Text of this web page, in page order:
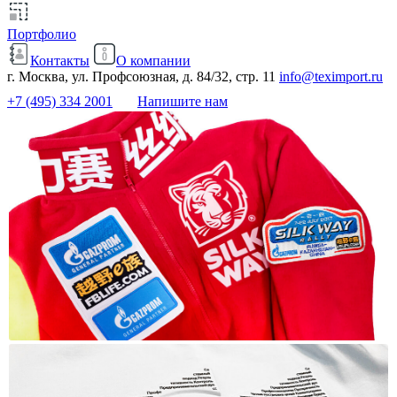
Портфолио
Контакты
О компании
г. Москва, ул. Профсоюзная, д. 84/32, стр. 11 info@teximport.ru
+7 (495) 334 2001
Напишите нам